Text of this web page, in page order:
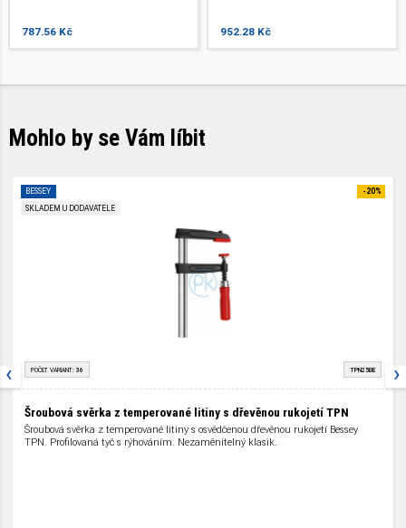
787.56 Kč 952.28 Kč
Mohlo by se Vám líbit
SKLADEM U DODAVATELE
BESSEY -20%
POČET VARIANT: 36 TPN25BE
Šroubová svěrka z temperované litiny s dřevěnou rukojetí TPN
Šroubová svěrka z temperované litiny s osvědčenou dřevěnou rukojetí Bessey
TPN. Profilovaná tyč s rýhováním. Nezaměnitelný klasik.
‹ ›